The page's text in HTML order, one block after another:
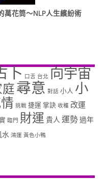
萬花筒～NLP人生繽紛術
卜 口舌 台北 向宇宙
尋意 對話 小人 小
挑戰 捷運 掌訣 收穫 改運
臨門 財運 貴人 運勢過年
水 鴻運 黃色小鴨